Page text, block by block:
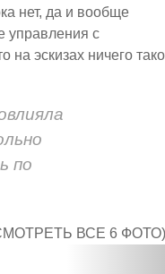
нет, да и вообще
управления с
эскизах ничего
по
ВСЕ 6 ФОТО)